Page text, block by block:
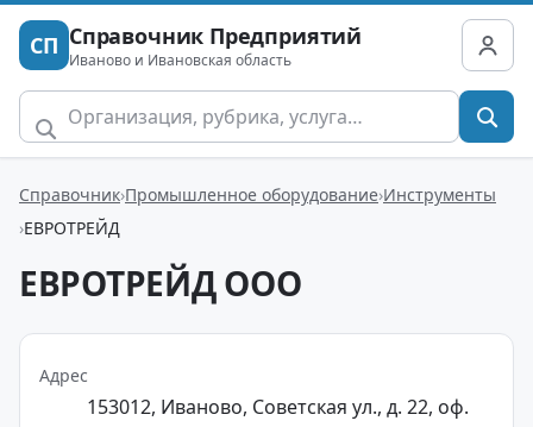
СП Справочник Предприятий
Иваново и Ивановская область
Справочник Промышленное оборудование Инструменты
ЕВРОТРЕЙД
ЕВРОТРЕЙД ООО
Адрес
153012, Иваново, Советская ул., д. 22, оф.